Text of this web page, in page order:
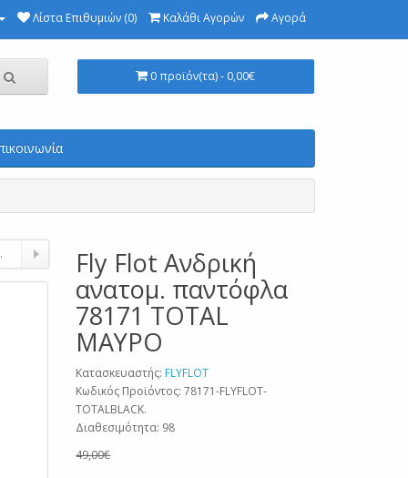
Λίστα Επιθυμιών (0) Καλάθι Αγορών Αγορά
0 προϊόν(τα) - 0,00€
Fly Flot Ανδρική
ανατομ. παντόφλα
78171 TOTAL
ΜΑΥΡΟ
Κατασκευαστής: FLYFLOT
Κωδικός Προϊόντος: 78171-FLYFLOT-
TOTALBLACK.
Διαθεσιμότητα: 98
49,00€